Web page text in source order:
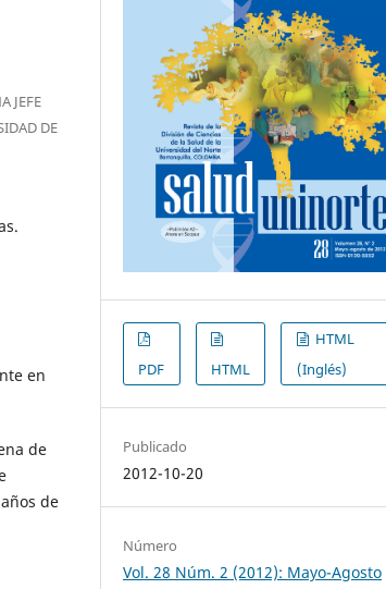
JEFE
DE
en
de
de
PDF HTML
HTML
(Inglés)
Publicado
2012-10-20
Número
Vol. 28 Núm. 2 (2012): Mayo-Agosto